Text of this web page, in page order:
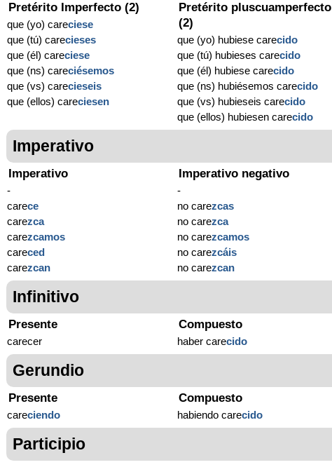
Pretérito Imperfecto (2)
que (yo) careciese
que (tú) carecieses
que (él) careciese
que (ns) careciésemos
que (vs) carecieseis
que (ellos) careciesen
Pretérito pluscuamperfecto
(2)
que (yo) hubiese carecido
que (tú) hubieses carecido
que (él) hubiese carecido
que (ns) hubiésemos carecido
que (vs) hubieseis carecido
que (ellos) hubiesen carecido
Imperativo
Imperativo
-
carece
carezca
carezcamos
careced
carezcan
Imperativo negativo
-
no carezcas
no carezca
no carezcamos
no carezcáis
no carezcan
Infinitivo
Presente
carecer
Compuesto
haber carecido
Gerundio
Presente
careciendo
Compuesto
habiendo carecido
Participio